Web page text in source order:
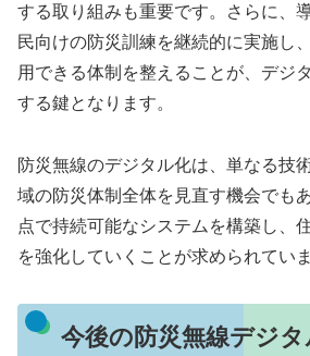
する取り組みも重要です。さらに、
民向けの防災訓練を継続的に実施し
用できる体制を整えることが、デジ
する鍵となります。
防災無線のデジタル化は、単なる技
域の防災体制全体を見直す機会でも
点で持続可能なシステムを構築し、
を強化していくことが求められていま
今後の防災無線デジ